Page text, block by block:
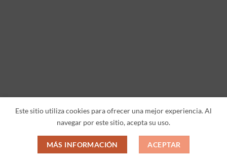
Este sitio utiliza cookies para ofrecer una mejor experiencia. Al
navegar por este sitio, acepta su uso.
MÁS INFORMACIÓN ACEPTAR